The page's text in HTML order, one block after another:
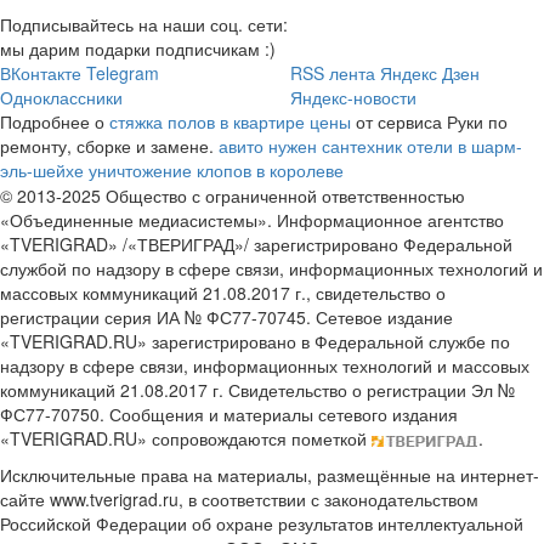
Подписывайтесь на наши соц. сети:
мы дарим подарки подписчикам :)
ВКонтакте Telegram
Одноклассники
RSS лента Яндекс Дзен
Яндекс-новости
Подробнее о стяжка полов в квартире цены от сервиса Руки по
ремонту, сборке и замене. авито нужен сантехник отели в шарм-
эль-шейхе уничтожение клопов в королеве
© 2013-2025 Общество с ограниченной ответственностью
«Объединенные медиасистемы». Информационное агентство
«TVERIGRAD» /«ТВЕРИГРАД»/ зарегистрировано Федеральной
службой по надзору в сфере связи, информационных технологий и
массовых коммуникаций 21.08.2017 г., свидетельство о
регистрации серия ИА № ФС77-70745. Сетевое издание
«TVERIGRAD.RU» зарегистрировано в Федеральной службе по
надзору в сфере связи, информационных технологий и массовых
коммуникаций 21.08.2017 г. Свидетельство о регистрации Эл №
ФС77-70750. Сообщения и материалы сетевого издания
«TVERIGRAD.RU» сопровождаются пометкой
.
Исключительные права на материалы, размещённые на интернет-
сайте www.tverigrad.ru, в соответствии с законодательством
Российской Федерации об охране результатов интеллектуальной